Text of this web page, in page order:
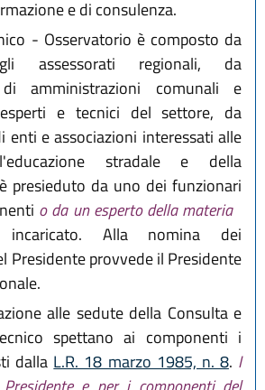
e di consulenza.
- Osservatorio è composto da
assessorati regionali, da
di amministrazioni comunali e
e tecnici del settore, da
enti e associazioni interessati alle
stradale e della
presieduto da uno dei funzionari
o da un esperto della materia
incaricato. Alla nomina dei
Presidente provvede il Presidente
alle sedute della Consulta e
spettano ai componenti i
dalla L.R. 18 marzo 1985, n. 8. I